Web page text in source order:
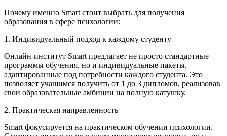
Почему именно Smart стоит выбрать для получения
образования в сфере психологии:
1. Индивидуальный подход к каждому студенту
Онлайн-институт Smart предлагает не просто стандартные
программы обучения, но и индивидуальные пакеты,
адаптированные под потребности каждого студента. Это
позволяет учащимся получить от 1 до 3 дипломов, реализовав
свои образовательные амбиции на полную катушку.
2. Практическая направленность
Smart фокусируется на практическом обучении психологии.